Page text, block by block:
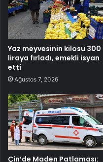
Yaz meyvesinin kilosu 300
liraya fırladı, emekli isyan
etti
Ağustos 7, 2026
Çin’de Maden Patlaması: